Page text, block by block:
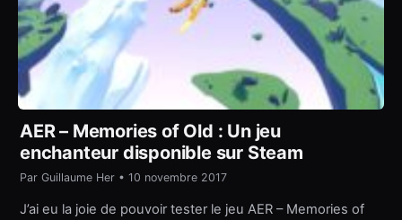
AER – Memories of Old : Un jeu
enchanteur disponible sur Steam
Par Guillaume Her • 10 novembre 2017
J’ai eu la joie de pouvoir tester le jeu AER – Memories of